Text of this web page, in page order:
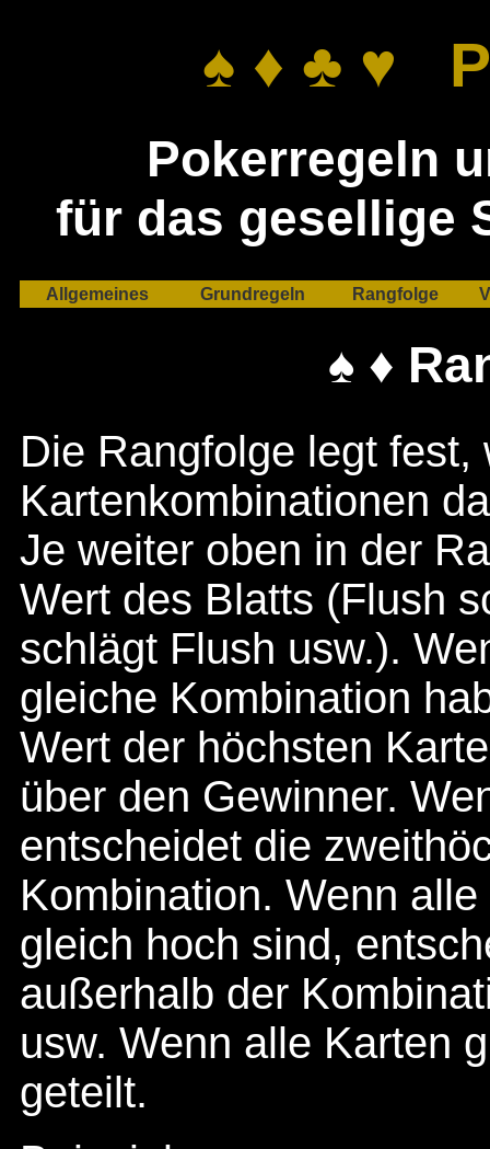
♠ ♦ ♣ ♥
Pokerregeln
für das gesellige
Allgemeines Grundregeln Rangfolge
♠ ♦
Die Rangfolge legt
Kartenkombinationen
Je weiter oben in der
Wert des Blatts (Flush
schlägt Flush usw.).
gleiche Kombination
Wert der höchsten
über den Gewinner.
entscheidet die
Kombination. Wenn
gleich hoch sind,
außerhalb der
usw. Wenn alle Karten
geteilt.